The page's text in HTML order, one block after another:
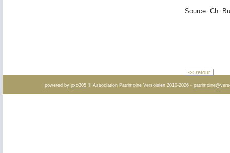
Source: Ch.
<< retour
powered by pxo305 © Association Patrimoine Versoisien 2010-2026 -